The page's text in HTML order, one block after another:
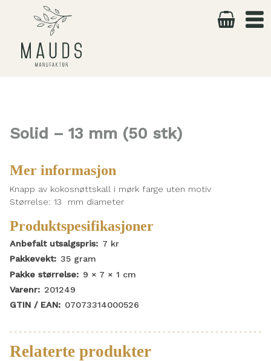
Solid – 13 mm (50 stk)
Mer informasjon
Knapp av kokosnøttskall i mørk farge uten motiv
Størrelse: 13 mm diameter
Produktspesifikasjoner
Anbefalt utsalgspris: 7 kr
Pakkevekt: 35 gram
Pakke størrelse: 9 × 7 × 1 cm
Varenr: 201249
GTIN / EAN: 07073314000526
Relaterte produkter